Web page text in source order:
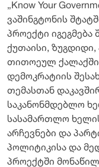
„Know Your
ვაშინგტონის
პროექტი იგეგმება
ქუთაისი,
თითოეულ ქალაქში
დემოკრატიის
თემასთან
საკანონმდებლო
სასამართლო
არჩევნები და
პოლიტიკისა და
პროექტში